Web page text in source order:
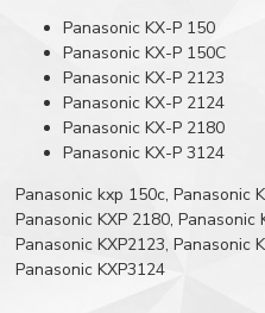
Panasonic KX-P 150
Panasonic KX-P 150C
Panasonic KX-P 2123
Panasonic KX-P 2124
Panasonic KX-P 2180
Panasonic KX-P 3124
Panasonic kxp 150c, Panasonic
Panasonic KXP 2180, Panasonic
Panasonic KXP2123, Panasonic
Panasonic KXP3124